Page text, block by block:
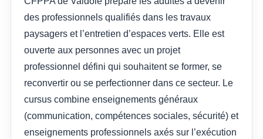
des professionnels qualifiés dans les travaux
paysagers et l’entretien d’espaces verts. Elle est
ouverte aux personnes avec un projet
professionnel défini qui souhaitent se former, se
reconvertir ou se perfectionner dans ce secteur. Le
cursus combine enseignements généraux
(communication, compétences sociales, sécurité) et
enseignements professionnels axés sur l’exécution